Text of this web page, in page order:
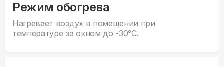
Режим обогрева
Нагревает воздух в помещении при
температуре за окном до -30°С.